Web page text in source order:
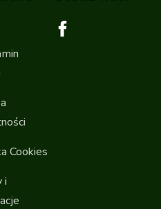
Cookies
i